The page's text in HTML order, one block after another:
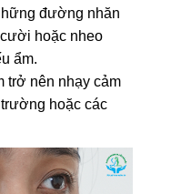
đường nhăn
hoặc nheo
ẩm.
trở nên nhạy cảm
hoặc các